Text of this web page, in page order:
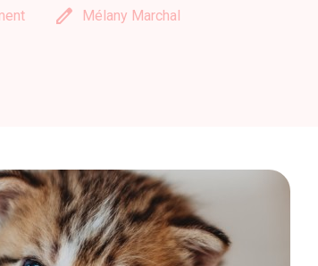
edit Mélany Marchal